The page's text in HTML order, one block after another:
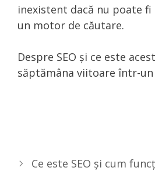
inexistent dacă nu poate
un motor de căutare.
Despre SEO și ce este
săptămâna viitoare într-
Ce este SEO și cum